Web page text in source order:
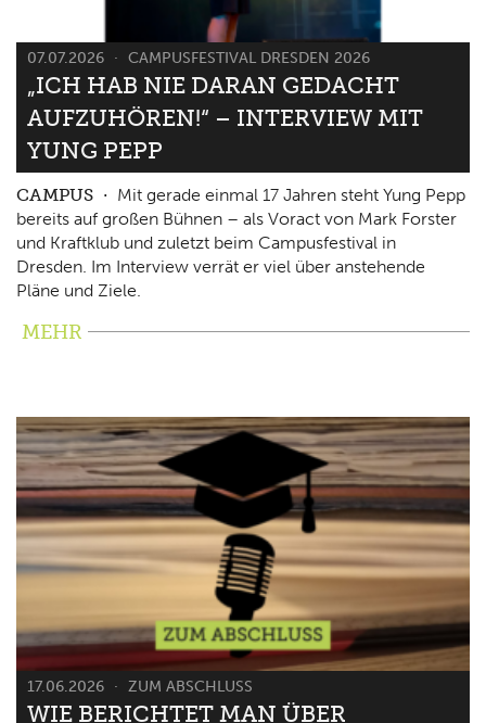
07.07.2026 CAMPUSFESTIVAL DRESDEN 2026
„ICH HAB NIE DARAN GEDACHT
AUFZUHÖREN!“ – INTERVIEW MIT
YUNG PEPP
CAMPUS
Mit gerade einmal 17 Jahren steht Yung Pepp
bereits auf großen Bühnen – als Voract von Mark Forster
und Kraftklub und zuletzt beim Campusfestival in
Dresden. Im Interview verrät er viel über anstehende
Pläne und Ziele.
MEHR
17.06.2026 ZUM ABSCHLUSS
WIE BERICHTET MAN ÜBER